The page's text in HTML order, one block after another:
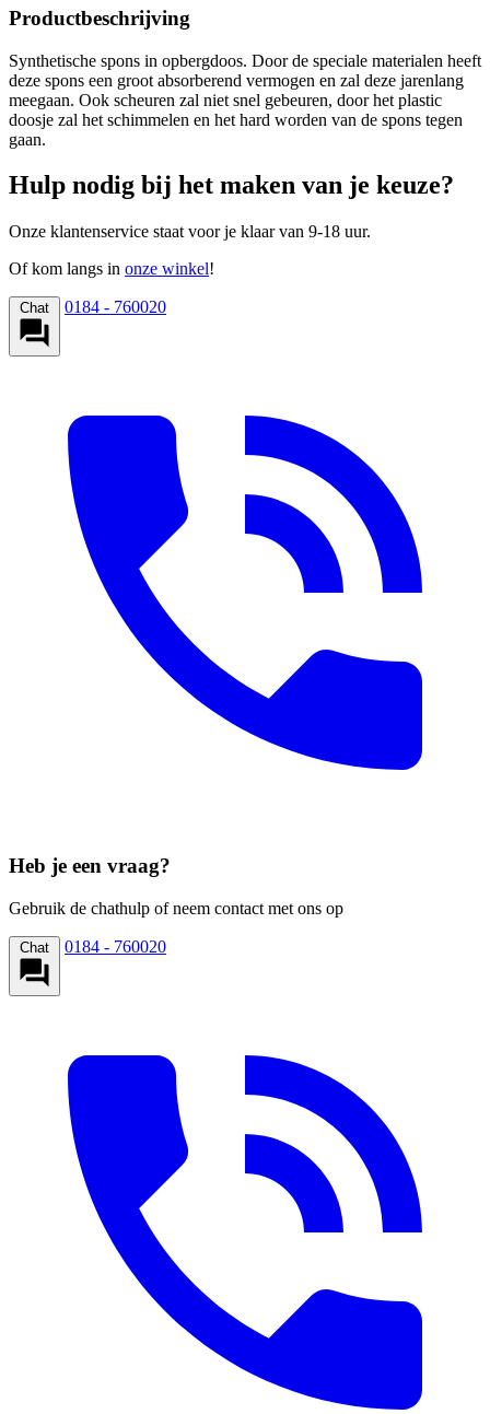
Productbeschrijving
Synthetische spons in opbergdoos. Door de speciale materialen heeft
deze spons een groot absorberend vermogen en zal deze jarenlang
meegaan. Ook scheuren zal niet snel gebeuren, door het plastic
doosje zal het schimmelen en het hard worden van de spons tegen
gaan.
Hulp nodig bij het maken van je keuze?
Onze klantenservice staat voor je klaar van 9-18 uur.
Of kom langs in onze winkel!
Chat 0184 - 760020
Heb je een vraag?
Gebruik de chathulp of neem contact met ons op
Chat 0184 - 760020